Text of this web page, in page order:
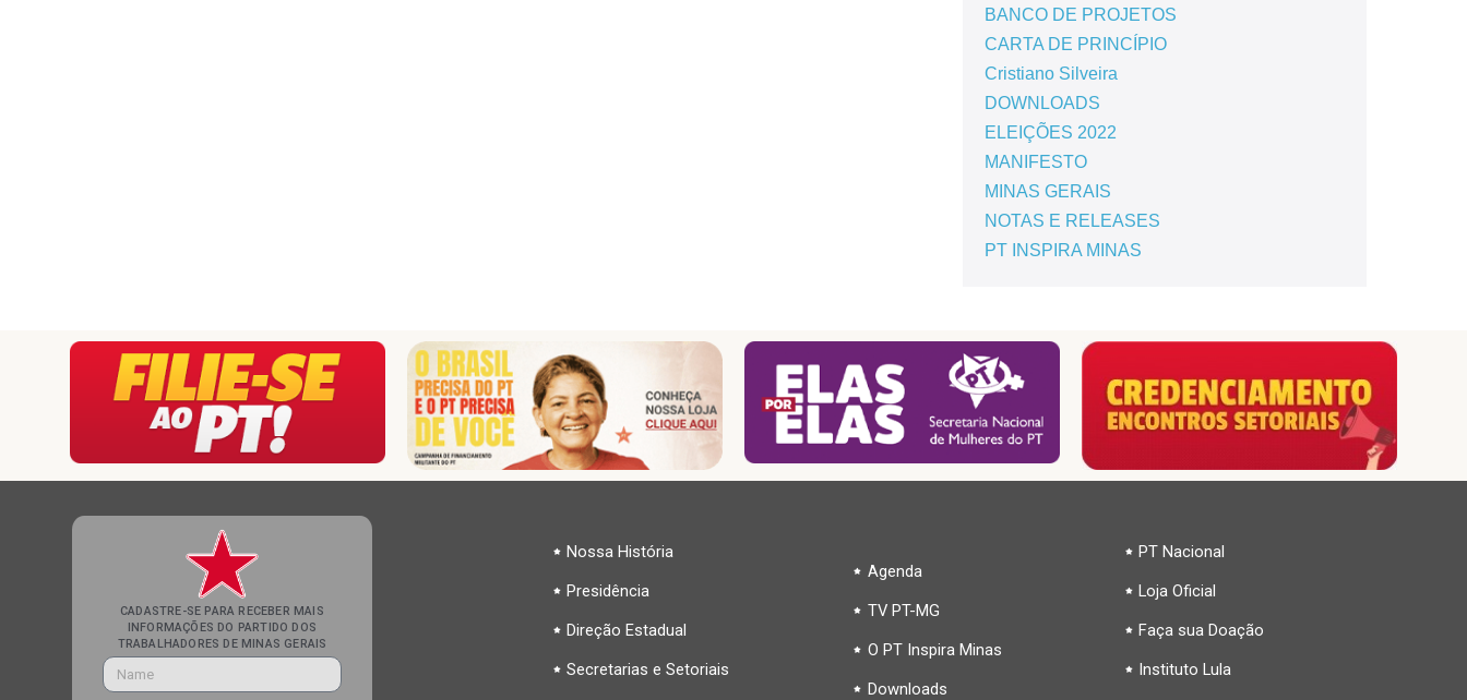
BANCO DE PROJETOS
CARTA DE PRINCÍPIO
Cristiano Silveira
DOWNLOADS
ELEIÇÕES 2022
MANIFESTO
MINAS GERAIS
NOTAS E RELEASES
PT INSPIRA MINAS
CADASTRE-SE PARA RECEBER MAIS
INFORMAÇÕES DO PARTIDO DOS
TRABALHADORES DE MINAS GERAIS
Nossa História
Presidência
Direção Estadual
Secretarias e Setoriais
Agenda
TV PT-MG
O PT Inspira Minas
Downloads
PT Nacional
Loja Oficial
Faça sua Doação
Instituto Lula